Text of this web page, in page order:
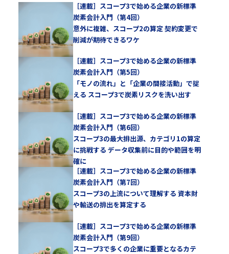
［連載］スコープ3で始める企業の新標準
炭素会計入門（第4回）
意外に複雑、スコープ2の算定 契約変更で
削減が期待できるワケ
［連載］スコープ3で始める企業の新標準
炭素会計入門（第5回）
「モノの流れ」と「企業の間接活動」で捉
える スコープ3で炭素リスクを洗い出す
［連載］スコープ3で始める企業の新標準
炭素会計入門（第6回）
スコープ3の最大排出源、カテゴリ1の算定
に挑戦する データ収集前に目的や範囲を明
確に
［連載］スコープ3で始める企業の新標準
炭素会計入門（第7回）
スコープ3の上流について理解する 資本財
や輸送の排出を算定する
［連載］スコープ3で始める企業の新標準
炭素会計入門（第9回）
スコープ3で多くの企業に重要となるカテ